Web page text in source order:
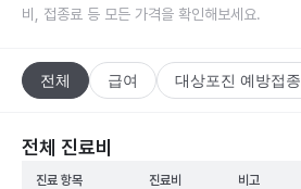
비, 접종료 등 모든 가격을 확인해보세요.
전체 급여 대상포진 예방접종
전체 진료비
진료 항목 진료비 비고